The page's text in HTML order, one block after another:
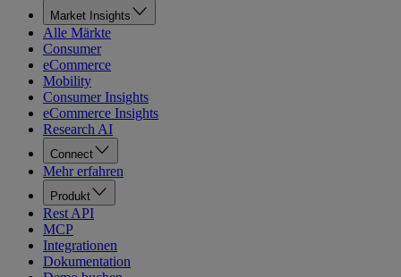
Market Insights
Alle Märkte
Consumer
eCommerce
Mobility
Consumer Insights
eCommerce Insights
Research AI
Connect
Mehr erfahren
Produkt
Rest API
MCP
Integrationen
Dokumentation